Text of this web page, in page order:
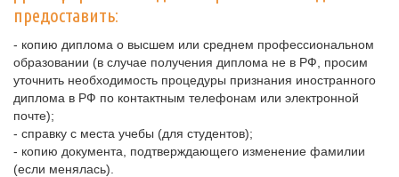
предоставить:
- копию диплома о высшем или среднем профессиональном
образовании (в случае получения диплома не в РФ, просим
уточнить необходимость процедуры признания иностранного
диплома в РФ по контактным телефонам или электронной
почте);
- справку с места учебы (для студентов);
- копию документа, подтверждающего изменение фамилии
(если менялась).